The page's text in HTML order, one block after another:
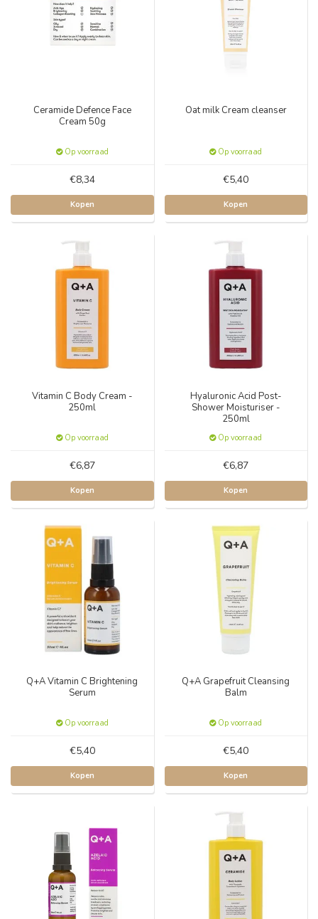
Ceramide Defence Face
Cream 50g
Op voorraad
€8,34
Kopen
Oat milk Cream cleanser
Op voorraad
€5,40
Kopen
Vitamin C Body Cream -
250ml
Op voorraad
€6,87
Kopen
Hyaluronic Acid Post-
Shower Moisturiser -
250ml
Op voorraad
€6,87
Kopen
Q+A Vitamin C Brightening
Serum
Op voorraad
€5,40
Kopen
Q+A Grapefruit Cleansing
Balm
Op voorraad
€5,40
Kopen